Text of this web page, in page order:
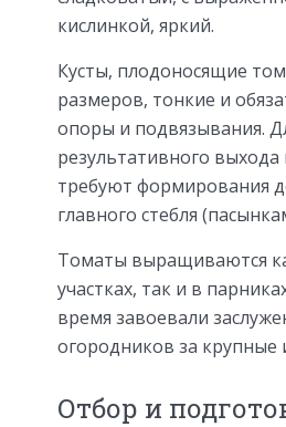
кислинкой, яркий.
Кусты, плодоносящие
размеров, тонкие и
опоры и подвязывания.
результативного выхода
требуют формирования
главного стебля
Томаты выращиваются
участках, так и в
время завоевали
огородников за крупные
Отбор и